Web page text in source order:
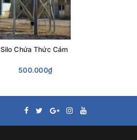
Silo Chứa Thức Cám
500.000₫